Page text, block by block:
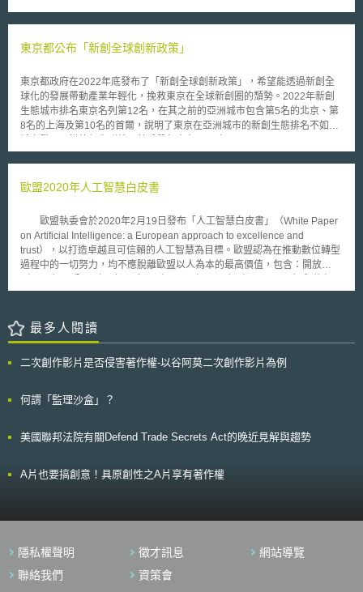
鈕」的行列，將利用「綠色按鈕」的數據來幫助商業建築所有人評估他們的
源之星」績效分數（performance scores）。
技業競爭下雲端運算科技之興起與普及，許多科技巨擎以其技術跨越國界，
家主權。 法國廣播電台Skyrock首席執行長Pierre Bellanger曾於2011
和引領對我們對當下和命運的控制。」[1]。而德國「網路經濟數位主權工作
小組」於2015年德國全國IT峰會上提出：「…『主權』一詞通常是指以獨立
性和自主性達到自決的能力。...從這個意義上講，數位主權意味著在數位空
間中獨立行動和做出決定的能力[2]。」其後，數位主權進一步被納入整體主
權概念之一，如德國於2018年數位高峰會上聚焦於資料處理與核心競爭
全控制能力與對其之獨立決策權[3]。 另一方面，數位主權之興起亦被
年5月正式施行之一般資料保護規則（General Data Protection
控個人資料之權利；於此同時，歐洲亦試圖在國家層面與企業層面排除來自
美國、中國等科技巨擎之掌握，從硬體設備或平臺等中介媒介取回自決能
力，如德法推動數位基礎建設之GAIA-X計畫[5]、歐盟於2020年提出之《數
位服務法》草案（Digital Services Act）[6]等，其核心意涵皆直接與間接涉
及數位主權之概念。 貳、重點說明 依新近數位經濟之發展趨勢，即可
看出數位主權並非全有或全無之概念，而係透過政策或措施逐步彰顯或體現
之措施，澳洲則採以訂定新法規之方式，皆可涉及數位主權之意涵。本文以
下即以德國與歐盟近年之政策方向與措施，以及澳洲於今（2021）年甫通
式。 一、德法推動硬體設備與雲端服務在地化：GAIA-X計畫 德國政府
ZUKUNFT）與法國之政、商、學界聯合發布一關於數位資料基礎建設之
公司聯合設立為一非營利之法人實體，以推動GAIA-X雲端計算平臺於歐洲
需求之數位自主性，並增強歐洲雲端服務提供商之擴充性和競爭地位，進而
試圖取代Amazon或Microsoft等雲端數據中心之資料提供與相關服務[9]。同
歐盟法規之標準[10]。 二、歐盟提出《歐洲資料戰略》（European Data
Strategy） 歐盟執委會於2020年2月19日針對未來10年歐洲AI開發與開
放資料運用方向等核心議題，公布一系列數位化政策，其一即為歐洲資料戰
東京都公布「新創全球創新政策」
東京都政府在2022年底發布了「新創全球創新政策」，希望能透過新創全
球化的發展帶動產業年輕化，挽救東京在全球新創圈的頹勢。2022年新創
生態城市排名東京名列第12名，在其之前的亞洲城市包含第5名的北京、第
8名的上海及第10名的首爾，說明了東京在亞洲城市的新創生態排名不如其
City Tech Tokyo（永續科技城市東京，簡稱為SusHi Tech Tokyo，取壽司的
全球創新政策」中法制方面的政策規劃如下： 1.重新設計法規以培養國內企
除此之外建立伴走支援制度蒐集新創事業之需求，整合需求對接各主管機
關，並協助制度修改之後續追蹤。 2.重新設計全球企業家進入日本的法規-
為了增加東京本土的創業公司數量，並加速東京創業公司的全球擴張，制定
從海外吸引高級人才的規定，將提出一系列放寬高技能人才簽證簽發條件的
特區提案。 3.協助日本新創企業留住外國人才-鬆綁留日簽證規定，使在日
Tech.Tokyo並以全國一個品牌的方式向國際推廣日本新創，透過這個「新創
全球創新政策」讓日本新創生態發展奪回亞洲冠軍拚向世界前段班。 綜觀
來看，東京的「新創全球創新政策」以城市做主體，展現了東京轉變的決
歐盟2020年人工智慧白皮書
歐盟執委會於2020年2月19日發布「人工智慧白皮書」（White Paper
on Artificial Intelligence: a European approach to excellence and
trust），以打造卓越且可信賴的人工智慧為目標。歐盟認為在推動數位轉型
過程中的一切努力，均不應脫離歐盟以人為本的最高價值，包含：開放
（confident），因此在人工智慧的發展上，除了追求技術的持續精進與卓越
工智慧白皮書中分別就如何追求「卓越」與「可信賴」兩大目標，提出具體
的措施與建議。在促進人工智慧卓越方面，執委會建議的措施包含：建立人
個成員國內應至少有一個以人工智慧為主題的數位創新中心；歐盟執委會與
智慧開發與使用提供1億歐元融資；運用人工智慧提高政府採購流程效率；
方面，執委會建議的措施則包含：建立有效控制人工智慧創新風險但不箝制
人工智慧系統的監管程度應不低於對醫美產品、汽車或玩具；應確保所使用
最多人閱讀
二次創作影片是否侵害著作權-以谷阿莫二次創作影片為例
何謂「監理沙盒」？
美國聯邦法院有關Defend Trade Secrets Act的晚近見解與趨勢
A片也要搞創意！具原創性之A片享有著作權
隱私權聲明 徵才訊息
網站導覽
聯絡我們
資策會